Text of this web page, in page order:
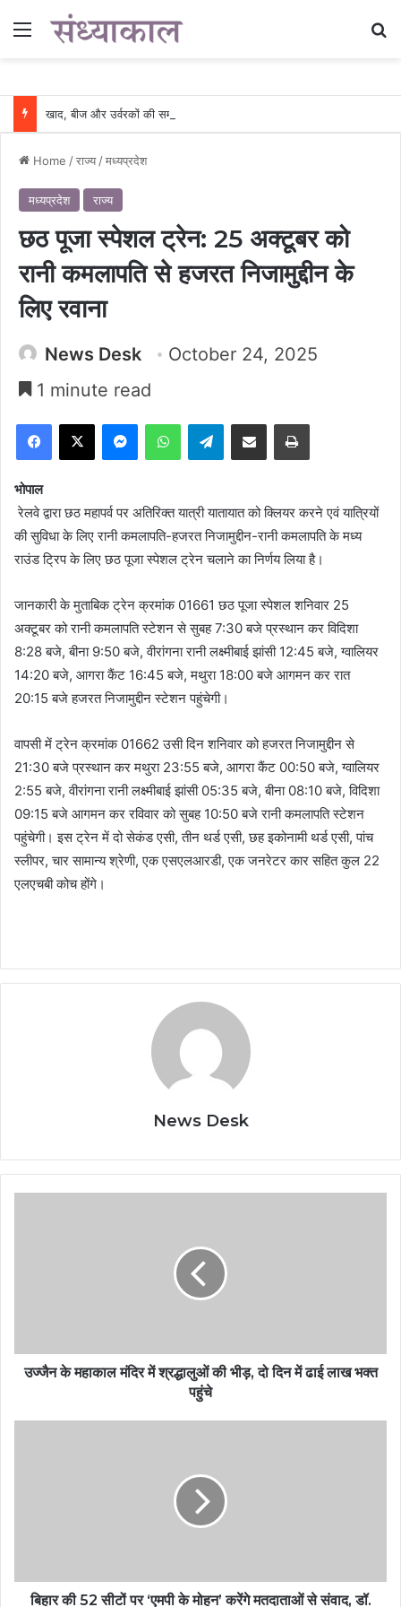
Menu
Home /राज्य /मध्यप्रदेश
मध्यप्रदेश राज्य
छठ पूजा स्पेशल ट्रेन: 25 अक्टूबर को
रानी कमलापति से हजरत निजामुद्दीन के
लिए रवाना
News Desk
October 24, 2025
1 minute read
Facebook
X MessengerWhatsAppTelegramShare via Email Print
भोपाल
रेलवे द्वारा छठ महापर्व पर अतिरिक्त यात्री यातायात को क्लियर करने एवं यात्रियों
की सुविधा के लिए रानी कमलापति-हजरत निजामुद्दीन-रानी कमलापति के मध्य
राउंड ट्रिप के लिए छठ पूजा स्पेशल ट्रेन चलाने का निर्णय लिया है।
जानकारी के मुताबिक ट्रेन क्रमांक 01661 छठ पूजा स्पेशल शनिवार 25
अक्टूबर को रानी कमलापति स्टेशन से सुबह 7:30 बजे प्रस्थान कर विदिशा
8:28 बजे, बीना 9:50 बजे, वीरांगना रानी लक्ष्मीबाई झांसी 12:45 बजे, ग्वालियर
14:20 बजे, आगरा कैंट 16:45 बजे, मथुरा 18:00 बजे आगमन कर रात
20:15 बजे हजरत निजामुद्दीन स्टेशन पहुंचेगी।
वापसी में ट्रेन क्रमांक 01662 उसी दिन शनिवार को हजरत निजामुद्दीन से
21:30 बजे प्रस्थान कर मथुरा 23:55 बजे, आगरा कैंट 00:50 बजे, ग्वालियर
2:55 बजे, वीरांगना रानी लक्ष्मीबाई झांसी 05:35 बजे, बीना 08:10 बजे, विदिशा
09:15 बजे आगमन कर रविवार को सुबह 10:50 बजे रानी कमलापति स्टेशन
पहुंचेगी। इस ट्रेन में दो सेकंड एसी, तीन थर्ड एसी, छह इकोनामी थर्ड एसी, पांच
स्लीपर, चार सामान्य श्रेणी, एक एसएलआरडी, एक जनरेटर कार सहित कुल 22
एलएचबी कोच होंगे।
News Desk
उज्जैन के महाकाल मंदिर में श्रद्धालुओं की भीड़, दो दिन में ढाई लाख भक्त
पहुंचे
बिहार की 52 सीटों पर ‘एमपी के मोहन’ करेंगे मतदाताओं से संवाद, डॉ.